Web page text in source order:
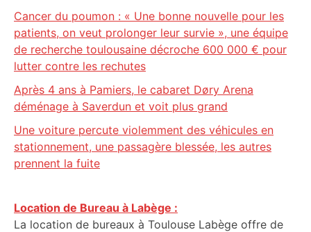
Cancer du poumon : « Une bonne nouvelle pour les
patients, on veut prolonger leur survie », une équipe
de recherche toulousaine décroche 600 000 € pour
lutter contre les rechutes
Après 4 ans à Pamiers, le cabaret Døry Arena
déménage à Saverdun et voit plus grand
Une voiture percute violemment des véhicules en
stationnement, une passagère blessée, les autres
prennent la fuite
Location de Bureau à Labège :
La location de bureaux à Toulouse Labège offre de